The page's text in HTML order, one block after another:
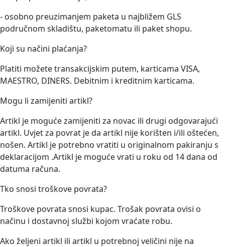
- osobno preuzimanjem paketa u najbližem GLS
područnom skladištu, paketomatu ili paket shopu.
Koji su načini plaćanja?
Platiti možete transakcijskim putem, karticama VISA,
MAESTRO, DINERS. Debitnim i kreditnim karticama.
Mogu li zamijeniti artikl?
Artikl je moguće zamijeniti za novac ili drugi odgovarajući
artikl. Uvjet za povrat je da artikl nije korišten i/ili oštećen,
nošen. Artikl je potrebno vratiti u originalnom pakiranju s
deklaracijom .Artikl je moguće vrati u roku od 14 dana od
datuma računa.
Tko snosi troškove povrata?
Troškove povrata snosi kupac. Trošak povrata ovisi o
načinu i dostavnoj službi kojom vraćate robu.
Ako željeni artikl ili artikl u potrebnoj veličini nije na